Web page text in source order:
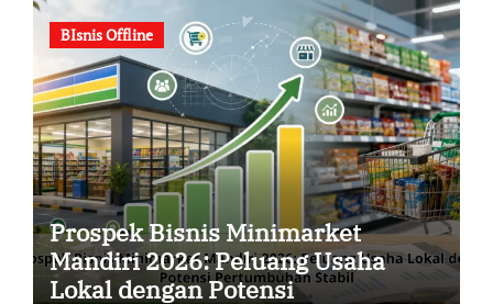
BIsnis Offline
Prospek Bisnis Minimarket
Mandiri 2026: Peluang Usaha
Lokal dengan Potensi